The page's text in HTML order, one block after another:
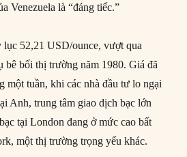
Venezuela là “đáng tiếc.”
lục 52,21 USD/ounce, vượt qua
bê bối thị trường năm 1980. Giá đã
một tuần, khi các nhà đầu tư lo ngại
Anh, trung tâm giao dịch bạc lớn
tại London đang ở mức cao bất
một thị trường trọng yếu khác.